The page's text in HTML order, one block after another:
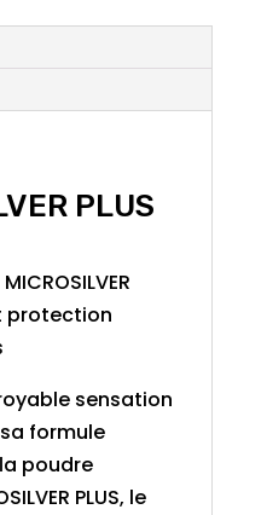
PLUS
protection
sensation
formule
poudre
PLUS, le